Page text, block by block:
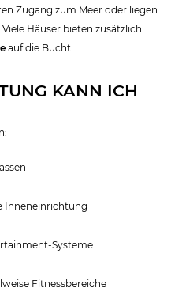
Zugang zum Meer oder liegen
Häuser bieten zusätzlich
auf die Bucht.
KANN ICH
Inneneinrichtung
Systeme
Fitnessbereiche